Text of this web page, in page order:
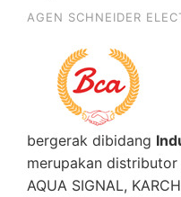
AGEN SCHNEIDER
bergerak dibidang
merupakan
AQUA SIGNAL,